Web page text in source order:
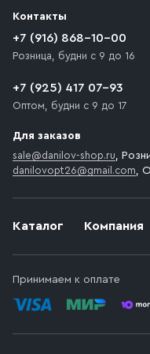
движения. Если на
доставки
необходимо
Каталог Компания
Принимаем к оплате
Контакты
+7 (916) 868-10-00
Розница, будни с 9 до 16
+7 (925) 417 07-93
Оптом, будни с 9 до 17
Для заказов
sale@danilov-shop.ru,
danilovopt26@gmail.com,